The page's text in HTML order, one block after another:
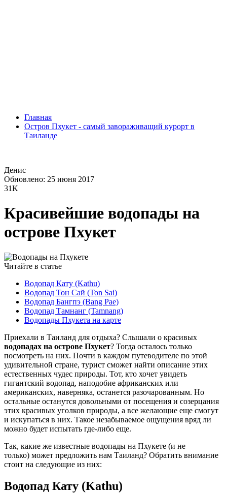
Главная
Остров Пхукет - самый завораживащий курорт в
Таиланде
Денис
Обновлено: 25 июня 2017
31K
Красивейшие водопады на
острове Пхукет
Читайте в статье
Водопад Кату (Kathu)
Водопад Тон Сай (Ton Sai)
Водопад Бангпэ (Bang Pae)
Водопад Тамнанг (Tamnang)
Водопады Пхукета на карте
Приехали в Таиланд для отдыха? Слышали о красивых
водопадах на острове Пхукет? Тогда осталось только
посмотреть на них. Почти в каждом путеводителе по этой
удивительной стране, турист сможет найти описание этих
естественных чудес природы. Тот, кто хочет увидеть
гигантский водопад, наподобие африканских или
американских, наверняка, останется разочарованным. Но
остальные останутся довольными от посещения и созерцания
этих красивых уголков природы, а все желающие еще смогут
и искупаться в них. Такое незабываемое ощущения вряд ли
можно будет испытать где-либо еще.
Так, какие же известные водопады на Пхукете (и не
только) может предложить нам Таиланд? Обратить внимание
стоит на следующие из них:
Водопад Кату (Kathu)